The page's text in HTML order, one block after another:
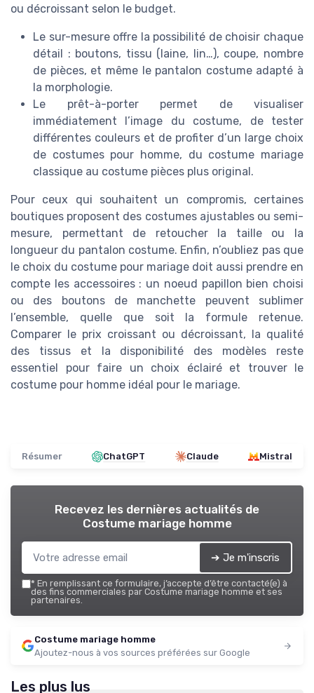
ou décroissant selon le budget.
Le sur-mesure offre la possibilité de choisir chaque
détail : boutons, tissu (laine, lin…), coupe, nombre
de pièces, et même le pantalon costume adapté à
la morphologie.
Le prêt-à-porter permet de visualiser
immédiatement l’image du costume, de tester
différentes couleurs et de profiter d’un large choix
de costumes pour homme, du costume mariage
classique au costume pièces plus original.
Pour ceux qui souhaitent un compromis, certaines
boutiques proposent des costumes ajustables ou semi-
mesure, permettant de retoucher la taille ou la
longueur du pantalon costume. Enfin, n’oubliez pas que
le choix du costume pour mariage doit aussi prendre en
compte les accessoires : un noeud papillon bien choisi
ou des boutons de manchette peuvent sublimer
l’ensemble, quelle que soit la formule retenue.
Comparer le prix croissant ou décroissant, la qualité
des tissus et la disponibilité des modèles reste
essentiel pour faire un choix éclairé et trouver le
costume pour homme idéal pour le mariage.
Résumer ChatGPT Claude Mistral
Recevez les dernières actualités de
Costume mariage homme
➔ Je m'inscris
* En remplissant ce formulaire, j’accepte d’être contacté(e) à
des fins commerciales par Costume mariage homme et ses
partenaires.
Costume mariage homme
Ajoutez-nous à vos sources préférées sur Google
Les plus lus